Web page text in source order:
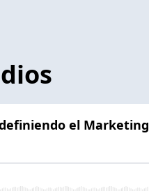
el Marketing